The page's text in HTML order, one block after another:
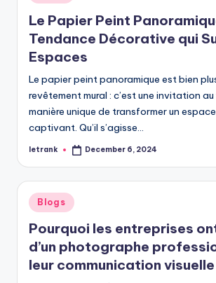
in
Le Papier Peint
Tendance Décorative qui
Espaces
Le papier peint panoramique est bien
revêtement mural : c’est une invitation
manière unique de transformer un
captivant. Qu’il s’agisse…
Posted
letrank December 6, 2024
Posted
in
Blogs
Pourquoi les entreprises
d’un photographe
leur communication visuelle